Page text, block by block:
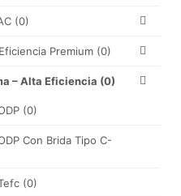
(0)
Premium (0)
– Alta Eficiencia (0)
(0)
Con Brida Tipo C-
(0)